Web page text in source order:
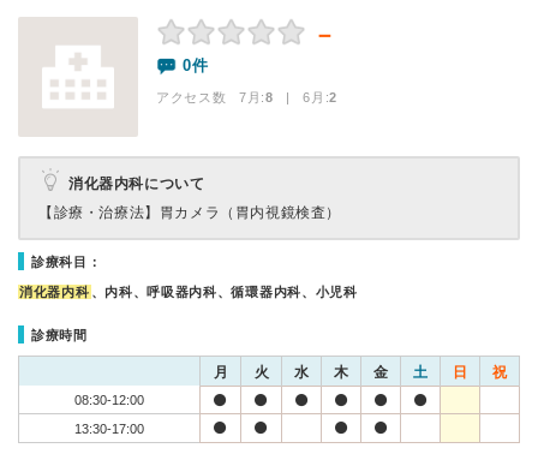
－
0件
アクセス数 7月:8 | 6月:2
消化器内科について
【診療・治療法】 胃カメラ（胃内視鏡検査）
診療科目：
消化器内科 、内科、呼吸器内科、循環器内科、小児科
診療時間
月 火 水 木 金 土 日 祝
08:30-12:00
13:30-17:00